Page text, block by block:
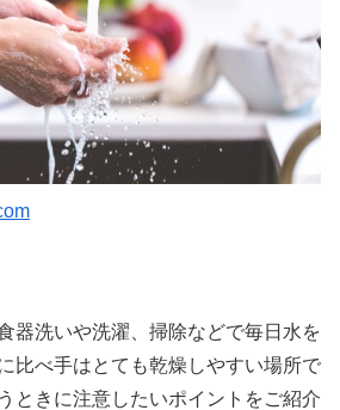
器洗いや洗濯、掃除などで毎日水を
比べ手はとても乾燥しやすい場所で
ときに注意したいポイントをご紹介